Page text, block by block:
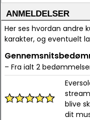
ANMELDELSER
Her ses hvordan andre
karakter, og eventuelt
– Fra ialt 2
blive
dit